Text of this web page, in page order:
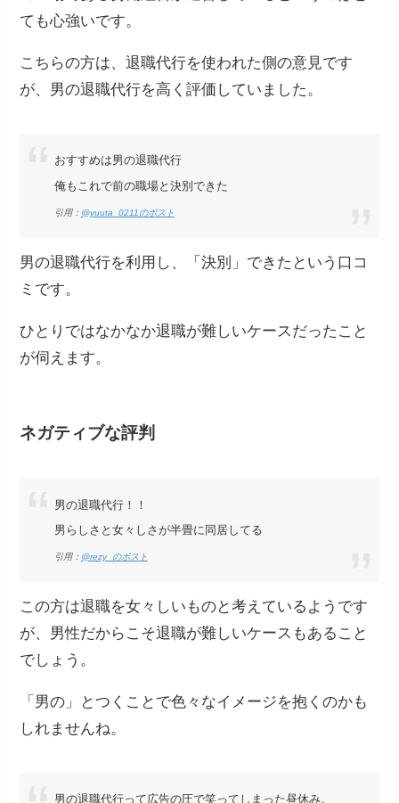
ても心強いです。
こちらの方は、退職代行を使われた側の意見です
が、男の退職代行を高く評価していました。
おすすめは男の退職代行
俺もこれで前の職場と決別できた
引用： @yuuta_0211のポスト
男の退職代行を利用し、「決別」できたという口コ
ミです。
ひとりではなかなか退職が難しいケースだったこと
が伺えます。
ネガティブな評判
男の退職代行！！
男らしさと女々しさが半畳に同居してる
引用： @rezy_のポスト
この方は退職を女々しいものと考えているようです
が、男性だからこそ退職が難しいケースもあること
でしょう。
「男の」とつくことで色々なイメージを抱くのかも
しれませんね。
男の退職代行って広告の圧で笑ってしまった昼休み。